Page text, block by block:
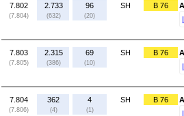
7.802
(7.804)
2.733
(632)
96
(20)
SH B 76
7.803
(7.805)
2.315
(386)
69
(10)
SH B 76
7.804
(7.806)
362
(4)
4
(1)
SH B 76